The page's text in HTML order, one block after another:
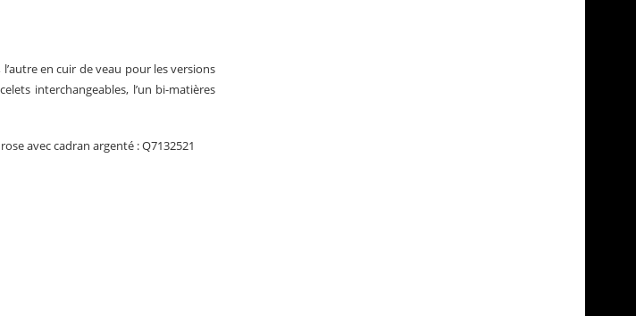
en cuir de veau pour les versions
interchangeables, l’un bi-matières
avec cadran argenté : Q7132521